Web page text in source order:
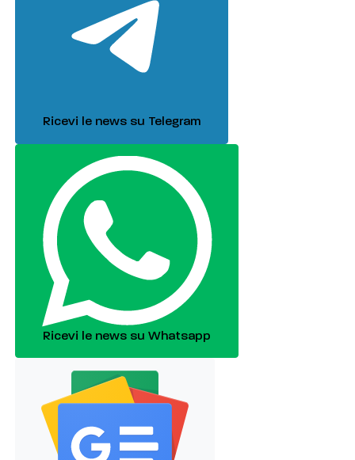
Ricevi le news su Telegram
Ricevi le news su Whatsapp